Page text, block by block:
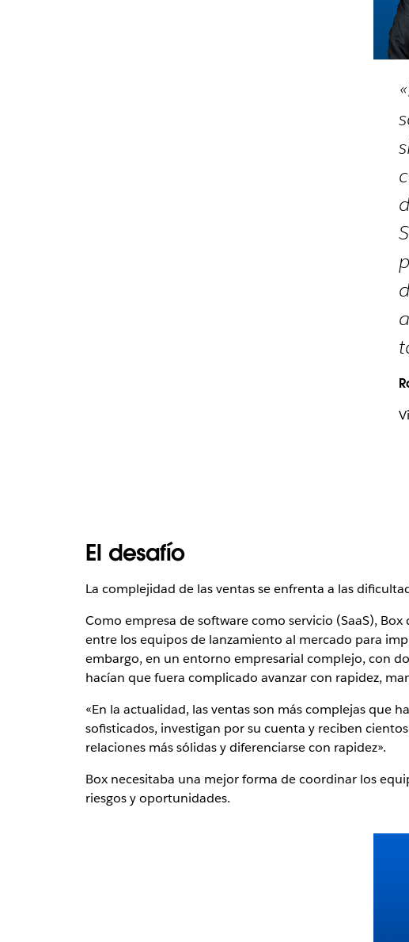
El desafío
La complejidad de las ventas se enfrenta a las
Como empresa de software como servicio (SaaS),
entre los equipos de lanzamiento al mercado para
embargo, en un entorno empresarial complejo, con
hacían que fuera complicado avanzar con rapidez,
«En la actualidad, las ventas son más complejas que
sofisticados, investigan por su cuenta y reciben
relaciones más sólidas y diferenciarse con rapidez».
Box necesitaba una mejor forma de coordinar los
riesgos y oportunidades.